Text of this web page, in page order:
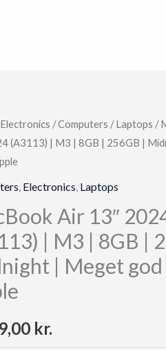
Electronics /Computers /Laptops /
(A3113) | M3 | 8GB | 256GB |
Electronics Laptops
Air 13″
| M3 | 8GB |
| Meget god
kr.